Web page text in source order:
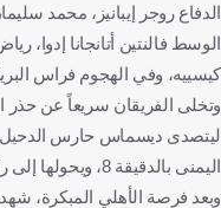
الدفاع روجر إيبانيز، محمد
الوسط فالنتين أتانجانا
كيسييه، وفي الهجوم فراس
وتخلى الفريقان سريعاً عن حذر
ليتصدى ديسماس حارس
اليمنى بالدقيقة 8، ويحولها إلى ركلة ركنية.
وبعد فرصة الأهلي المبكرة،